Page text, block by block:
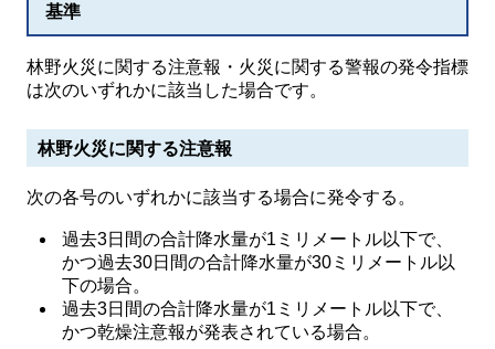
基準
林野火災に関する注意報・火災に関する警報の発令指標
は次のいずれかに該当した場合です。
林野火災に関する注意報
次の各号のいずれかに該当する場合に発令する。
過去3日間の合計降水量が1ミリメートル以下で、
かつ過去30日間の合計降水量が30ミリメートル以
下の場合。
過去3日間の合計降水量が1ミリメートル以下で、
かつ乾燥注意報が発表されている場合。